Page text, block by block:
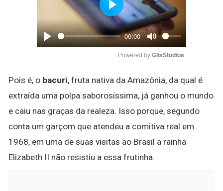
Play
00:00
Mute
Play
Powered by GliaStudios
Pois é, o bacuri, fruta nativa da Amazônia, da qual é
extraída uma polpa saborosíssima, já ganhou o mundo
e caiu nas graças da realeza. Isso porque, segundo
conta um garçom que atendeu a comitiva real em
1968, em uma de suas visitas ao Brasil a rainha
Elizabeth II não resistiu a essa frutinha.